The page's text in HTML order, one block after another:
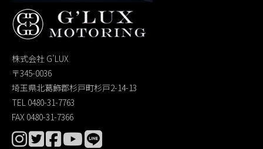
株式会社 G’LUX
〒345-0036
埼玉県北葛飾郡杉戸町杉戸2-14-13
TEL 0480-31-7763
FAX 0480-31-7366